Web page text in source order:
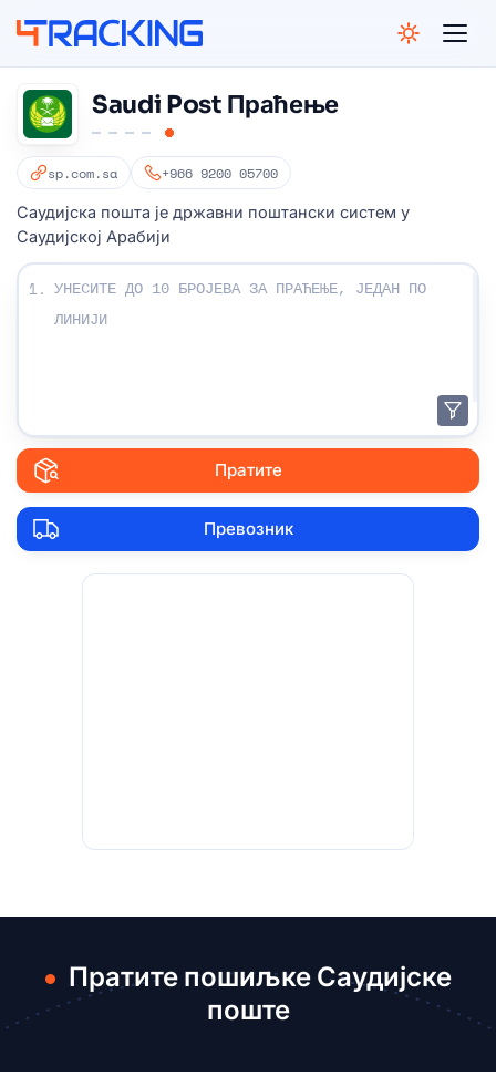
Saudi Post Праћење
sp.com.sa +966 9200 05700
Саудијска пошта је државни поштански систем у
Саудијској Арабији
Унесите своје бројеве за праћење:
1.
Пратите
Превозник
Пратите пошиљке Саудијске
поште